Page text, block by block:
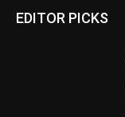
EDITOR PICKS